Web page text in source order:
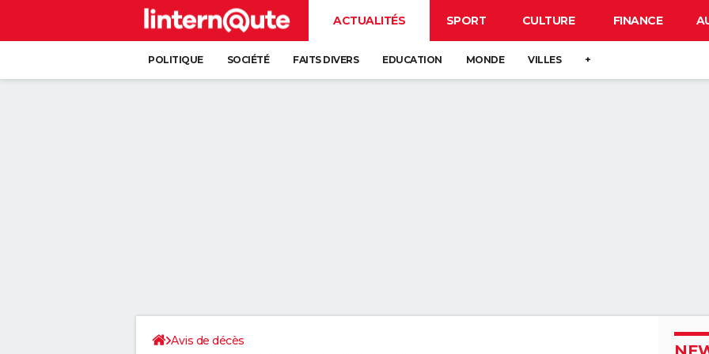
ACTUALITÉS SPORT CULTURE FINANCE
POLITIQUE SOCIÉTÉ FAITS DIVERS EDUCATION MONDE VILLES +
Avis de décès